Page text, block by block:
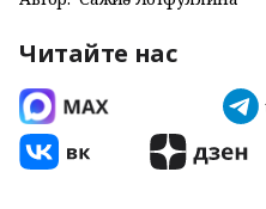
Читайте нас